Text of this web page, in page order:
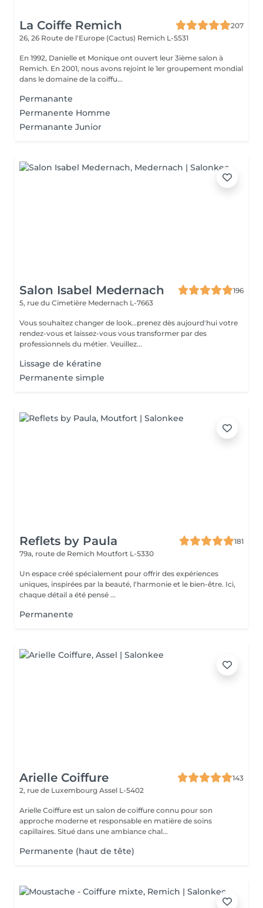
La Coiffe Remich
207
26, 26 Route de l'Europe (Cactus) Remich L-5531
En 1992, Danielle et Monique ont ouvert leur 3ième salon à
Remich. En 2001, nous avons rejoint le 1er groupement mondial
dans le domaine de la coiffu...
Permanante
Permanente Homme
Permanante Junior
Salon Isabel Medernach
196
5, rue du Cimetière Medernach L-7663
Vous souhaitez changer de look...prenez dès aujourd'hui votre
rendez-vous et laissez-vous vous transformer par des
professionnels du métier. Veuillez...
Lissage de kératine
Permanente simple
Reflets by Paula
181
79a, route de Remich Moutfort L-5330
Un espace créé spécialement pour offrir des expériences
uniques, inspirées par la beauté, l'harmonie et le bien-être. Ici,
chaque détail a été pensé ...
Permanente
Arielle Coiffure
143
2, rue de Luxembourg Assel L-5402
Arielle Coiffure est un salon de coiffure connu pour son
approche moderne et responsable en matière de soins
capillaires. Situé dans une ambiance chal...
Permanente (haut de tête)